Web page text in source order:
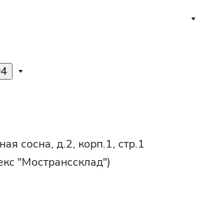
сосна, д.2, корп.1, стр.1
"Мостранссклад")